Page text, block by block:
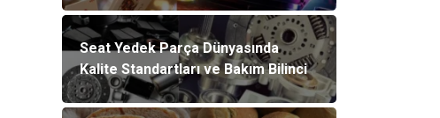
Seat Yedek Parça Dünyasında
Kalite Standartları ve Bakım Bilinci